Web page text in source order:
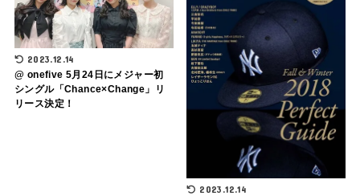
2023.12.14
@ onefive 5月24日にメジャー初
シングル「Chance×Change」リ
リース決定！
2023.12.14